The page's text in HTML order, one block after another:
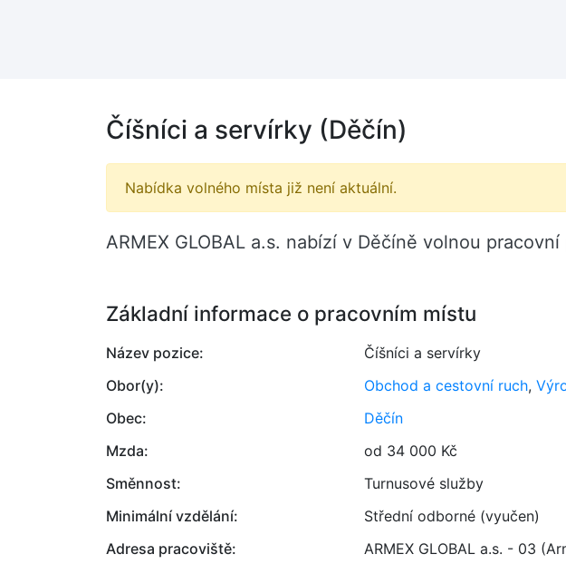
Číšníci a servírky (Děčín)
Nabídka volného místa již není aktuální.
ARMEX GLOBAL a.s. nabízí v Děčíně volnou
Základní informace o pracovním místu
Název pozice:
Číšníci a servírky
Obor(y):
Obchod a cestovní ruch,
Obec:
Děčín
Mzda:
od 34 000 Kč
Směnnost:
Turnusové služby
Minimální vzdělání:
Střední odborné (vyučen)
Adresa pracoviště:
ARMEX GLOBAL a.s. - 03